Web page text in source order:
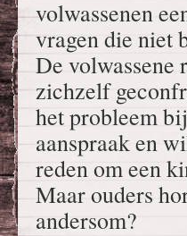
volwassenen
vragen die niet
De volwassene
zichzelf
het probleem
aanspraak en
reden om een
Maar ouders
andersom?